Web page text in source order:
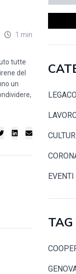
1 min
tutte
del
un
EVENTI
TAG